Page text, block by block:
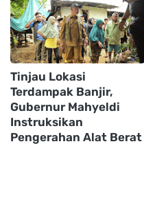
Tinjau Lokasi
Terdampak Banjir,
Gubernur Mahyeldi
Instruksikan
Pengerahan Alat Berat